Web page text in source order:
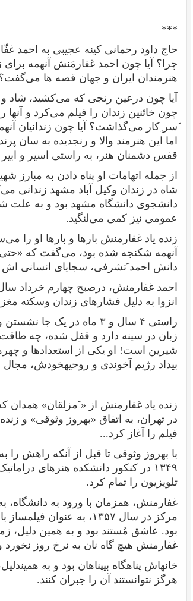
***
حاج داود رحمانی کینه عجیبی به
چرا؟ آیا چون احمد غفارمَنش آنهمه
هنرمندان ایران و جهان قصه ها
آیا چون درعین رنجی که می‌کشید، شاد
چون خائنین زندان را فیلم می‌کرد و
َسر ِکار می‌گذاشت؟ آیا چون زندانیان
اما این هنرمند والا و رنجدیده به سان
قفس دشمنان هنر، به راستی اسیر و ابیر
از جمله اتهامات او پناه دادن به
شاه در زندان وکیل آباد مشهد زندانی
دانشجوی دانشگاه مشهد بود و به علت
عمومی نیز کمی می‌لنگید.
زنده یاد غفارمنش بارها و بارها او را
آنهمه شکنجه شده بود، می‌گفت که
دانش احمد َتشرفی، سجایای انسانی اش
احمد غفارمنش، درصبح چهارم خرداد
انزوا به ‏دلیل فشارهای زندان وسکته
راستی ۴ سال و ۳ ماه در یک جا نشستن
زبان در سینه دارد و قفل شده، چه
شیرین است! او یکی از استعدادها و
بیداد رژیم آخوندی و روحیه‏خودش، مجال
زنده یاد غفارمنش از « َمزلقان»
در تهران، به اتفاق «بهروز وثوقی» و زنده
فیلم را آغاز کرد...
با بهروز وثوقی تا قبل از آنکه راهش
۱۳۴۹ در کنکور دانشکده هنرهای
تلویزیون را تمام کرد.
غفارمنش، همزمان با ورود به دانشگاه،
مرکز در سال ۱۳۵۷، به عنوان فیلمساز
بود. عاشق مُستند بود و به همین دلیل،
غفارمنش هیچ‏ گاه نان به نرخ روز نخورد
خانه‏اش پناهگاه بی‏پناهان بود و به
هرگز نتوانستند آن را جبران کنند.